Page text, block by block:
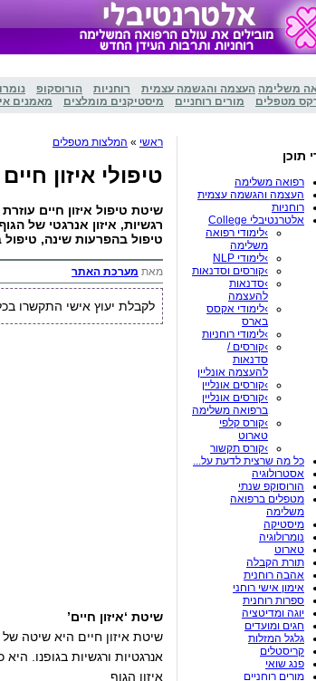
משלימה העצמה והגשמה עצמית רוחניות הורוסקופ
מטפלים
מורים רוחניים מיסטיקנים מומלצים מאמנים
תוכן
רפואה משלימה
העצמה והגשמה עצמית
רוחניות
אלטרנטיבלי College
›לימודי רפואה
משלימה
›לימודי NLP
›קורסים וסדנאות
›סדנאות
להעצמה
›לימודי אקסס
בארס
›לימודי רוחניות
›קורסים /
סדנאות
להעצמה אונליין
›קורסים אונליין
›קורסים אונליין
ברפואה משלימה
›קורס קלפי
טארוט
›קורס תקשור
כל מה שרצית לדעת על...
אסטרולוגיה
הורוסוקפ שנתי
מטפלים ברפואה
משלימה
מיסטיקה
נומרולוגיה
טארוט
תורת הקבלה
אהבה רוחנית
אימון אישי רוחני
ספרות רוחנית
יוגה ומדיטציה
חגים ומועדים
גלגל המזלות
קריסטלים
פנג שואי
מורים רוחניים
ראשי » המלצות מטפלים
טיפולי איזון חיים LAT בנתניה
שיטת טיפול איזון חיים
רגשיות, איזון אנרגטי של
טיפול בהפרעות שינה, טיפול
מאת מערכת האתר
לקבלת יעוץ אישי התקשרו בכל שעה:
שיטת ‘איזון חיים’
שיטת איזון חיים היא שיטה
אנרגטיות ורגשיות בגופנו. היא
איזון הגוף